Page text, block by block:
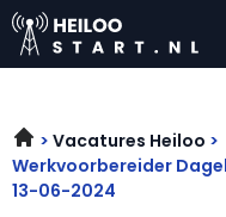
Vacatures Heiloo
Werkvoorbereider
13-06-2024